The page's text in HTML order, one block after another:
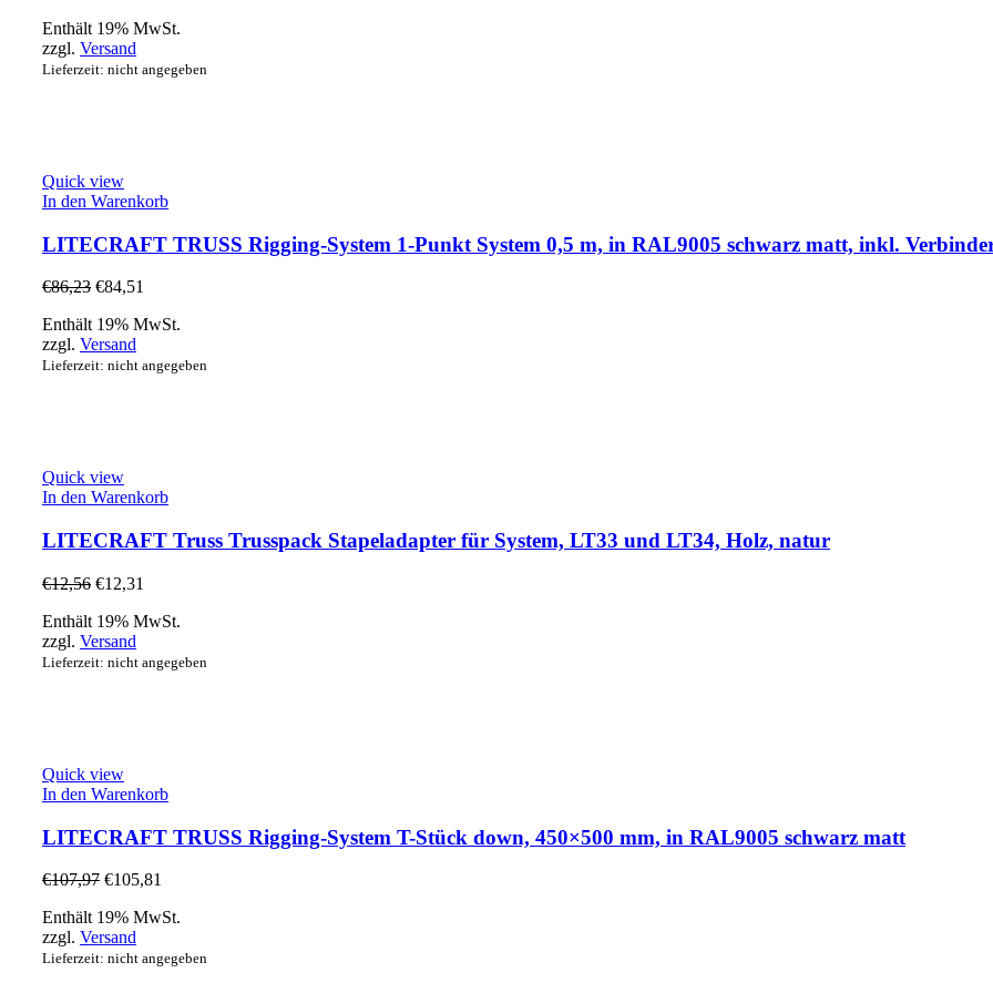
Enthält 19% MwSt.
zzgl. Versand
Lieferzeit: nicht angegeben
Quick view
In den Warenkorb
LITECRAFT TRUSS Rigging-System 1-Punkt System 0,5 m, in RAL9005 schwarz matt, inkl.
€86,23 €84,51
Enthält 19% MwSt.
zzgl. Versand
Lieferzeit: nicht angegeben
Quick view
In den Warenkorb
LITECRAFT Truss Trusspack Stapeladapter für System, LT33 und LT34, Holz, natur
€12,56 €12,31
Enthält 19% MwSt.
zzgl. Versand
Lieferzeit: nicht angegeben
Quick view
In den Warenkorb
LITECRAFT TRUSS Rigging-System T-Stück down, 450×500 mm, in RAL9005 schwarz matt
€107,97 €105,81
Enthält 19% MwSt.
zzgl. Versand
Lieferzeit: nicht angegeben